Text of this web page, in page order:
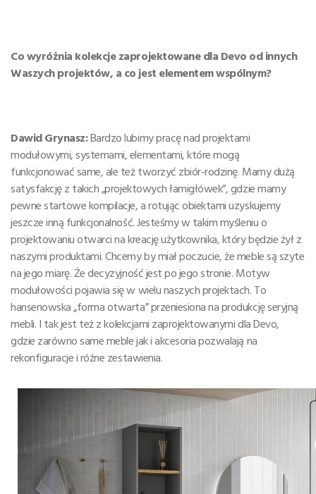
Co wyróżnia kolekcje zaprojektowane dla Devo od innych
Waszych projektów, a co jest elementem wspólnym?
Dawid Grynasz:Bardzo lubimy pracę nad projektami
modułowymi, systemami, elementami, które mogą
funkcjonować same, ale też tworzyć zbiór-rodzinę. Mamy dużą
satysfakcję z takich „projektowych łamigłówek”, gdzie mamy
pewne startowe kompilacje, a rotując obiektami uzyskujemy
jeszcze inną funkcjonalność. Jesteśmy w takim myśleniu o
projektowaniu otwarci na kreację użytkownika, który będzie żył z
naszymi produktami. Chcemy by miał poczucie, że meble są szyte
na jego miarę. Że decyzyjność jest po jego stronie. Motyw
modułowości pojawia się w wielu naszych projektach. To
hansenowska „forma otwarta” przeniesiona na produkcję seryjną
mebli. I tak jest też z kolekcjami zaprojektowanymi dla Devo,
gdzie zarówno same meble jak i akcesoria pozwalają na
rekonfiguracje i różne zestawienia.